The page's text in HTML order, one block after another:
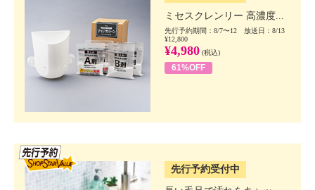
ミセスクレンリー 高濃度...
先行予約期間：8/7〜12 放送日：8/13
¥12,800
¥4,980 (税込)
61%OFF
先行予約受付中